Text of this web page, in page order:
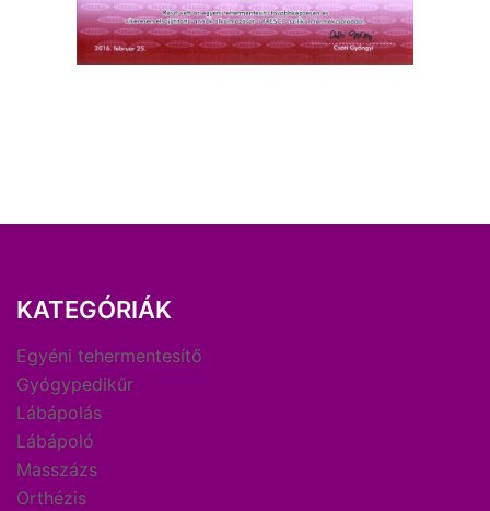
KATEGÓRIÁK
Egyéni tehermentesítő
Gyógypedikűr
Lábápolás
Lábápoló
Masszázs
Orthézis